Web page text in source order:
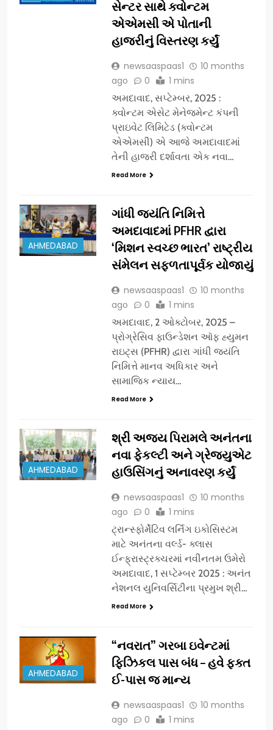
સેન્ટર સાથે ક્વોન્ટમ
એએમસી એ પોતાની
હાજરીનું વિસ્તરણ કર્યું
newsaaspaas1
10 months
ago
0 1 mins
અમદાવાદ, સપ્ટેમ્બર, 2025 :
ક્વોન્ટમ એસેટ મેનેજમેન્ટ કંપની
પ્રાઇવેટ લિમિટેડ (ક્વોન્ટમ
એએમસી) એ આજે ​​અમદાવાદમાં
તેની હાજરી દર્શાવતા એક નવા…
Read More
AHMEDABAD
ગાંધી જયંતિ નિમિત્તે
અમદાવાદમાં PFHR દ્વારા
‘મિશન સ્વચ્છ ભારત’ રાષ્ટ્રીય
સંમેલન સફળતાપૂર્વક યોજાયું
newsaaspaas1
10 months
ago
0 1 mins
અમદાવાદ, 2 ઓક્ટોબર, 2025 –
પ્રોગ્રેસિવ ફાઉન્ડેશન ઑફ હ્યુમન
રાઇટ્સ (PFHR) દ્વારા ગાંધી જયંતિ
નિમિત્તે માનવ અધિકાર અને
સામાજિક ન્યાય…
Read More
AHMEDABAD
શ્રી અજય પિરામલે અનંતના
નવા ફેકલ્ટી અને ગ્રેજ્યુએટ
હાઉસિંગનું અનાવરણ કર્યું
newsaaspaas1
10 months
ago
0 1 mins
ટ્રાન્સ્ફોર્મેટિવ લર્નિંગ ઇકોસિસ્ટમ
માટે અનંતના વર્લ્ડ- ક્લાસ
ઈન્ફ્રાસ્ટ્રક્ચરમાં નવીનતમ ઉમેરો
અમદાવાદ, 1 સપ્ટેમ્બર 2025 : અનંત
નેશનલ યુનિવર્સિટીના પ્રમુખ શ્રી…
Read More
AHMEDABAD
“નવરાત” ગરબા ઇવેન્ટમાં
ફિઝિકલ પાસ બંધ – હવે ફક્ત
ઈ-પાસ જ માન્ય
newsaaspaas1
10 months
ago
0 1 mins